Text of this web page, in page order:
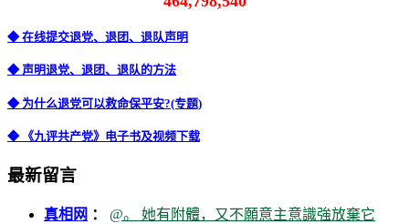
◆ 在线提交退党、退团、退队声明
◆ 声明退党、退团、退队的方法
◆ 为什么退党可以救命保平安?(专题)
◆ 《九评共产党》电子书及视频下载
最新留言
真相网 ： @。 她有附體，又不願意主意識強放棄它